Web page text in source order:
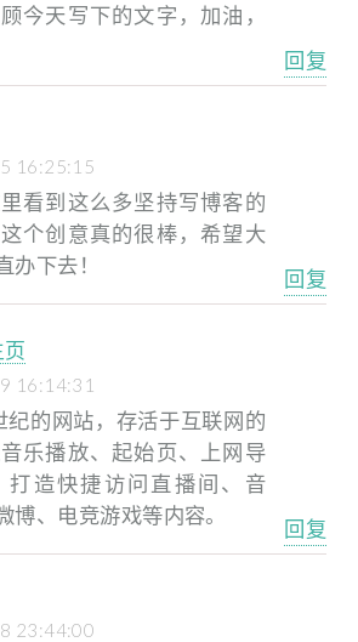
今天写下的文字，加油，
回复
16:25:15
看到这么多坚持写博客的
个创意真的很棒，希望大
办下去！
回复
16:14:31
纪的网站，存活于互联网的
乐播放、起始页、上网导
打造快捷访问直播间、音
博、电竞游戏等内容。
回复
23:44:00